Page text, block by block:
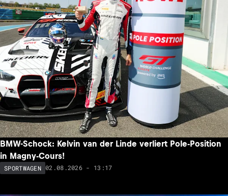
BMW-Schock: Kelvin van der Linde verliert Pole-Position
in Magny-Cours!
SPORTWAGEN 02.08.2026 - 13:17